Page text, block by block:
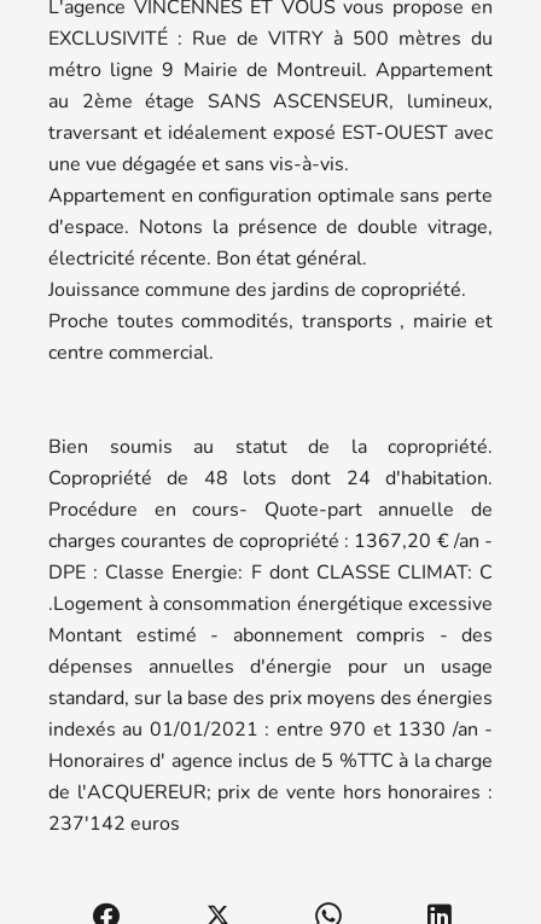
L'agence VINCENNES ET VOUS vous propose en
EXCLUSIVITÉ : Rue de VITRY à 500 mètres du
métro ligne 9 Mairie de Montreuil. Appartement
au 2ème étage SANS ASCENSEUR, lumineux,
traversant et idéalement exposé EST-OUEST avec
une vue dégagée et sans vis-à-vis.
Appartement en configuration optimale sans perte
d'espace. Notons la présence de double vitrage,
électricité récente. Bon état général.
Jouissance commune des jardins de copropriété.
Proche toutes commodités, transports , mairie et
centre commercial.
Bien soumis au statut de la copropriété.
Copropriété de 48 lots dont 24 d'habitation.
Procédure en cours- Quote-part annuelle de
charges courantes de copropriété : 1367,20 € /an -
DPE : Classe Energie: F dont CLASSE CLIMAT: C
.Logement à consommation énergétique excessive
Montant estimé - abonnement compris - des
dépenses annuelles d'énergie pour un usage
standard, sur la base des prix moyens des énergies
indexés au 01/01/2021 : entre 970 et 1330 /an -
Honoraires d' agence inclus de 5 %TTC à la charge
de l'ACQUEREUR; prix de vente hors honoraires :
237'142 euros